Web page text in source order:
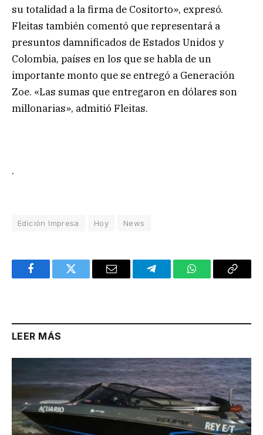
su totalidad a la firma de Cositorto», expresó.
Fleitas también comentó que representará a
presuntos damnificados de Estados Unidos y
Colombia, países en los que se habla de un
importante monto que se entregó a Generación
Zoe. «Las sumas que entregaron en dólares son
millonarias», admitió Fleitas.
.
Edición Impresa Hoy News
FacebookTwitter Email TelegramWhatsAppCopy
LEER MÁS